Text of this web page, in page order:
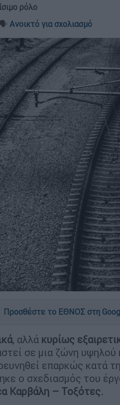
ρόλο
🗣️ Ανοικτό για σχολιασμό
Προσθέστε το ΕΘΝΟΣ στη
, αλλά κυρίως
σε μια ζώνη υψηλού
επαρκώς κατά
ο σχεδιασμός του
Καρβάλη – Τοξότες.